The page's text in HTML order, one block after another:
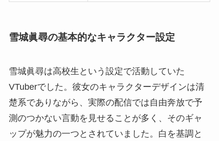
雪城眞尋の基本的なキャラクター設定
雪城眞尋は高校生という設定で活動していた
VTuberでした。彼女のキャラクターデザインは清
楚系でありながら、実際の配信では自由奔放で予
測のつかない言動を見せることが多く、そのギャ
ップが魅力の一つとされていました。白を基調と